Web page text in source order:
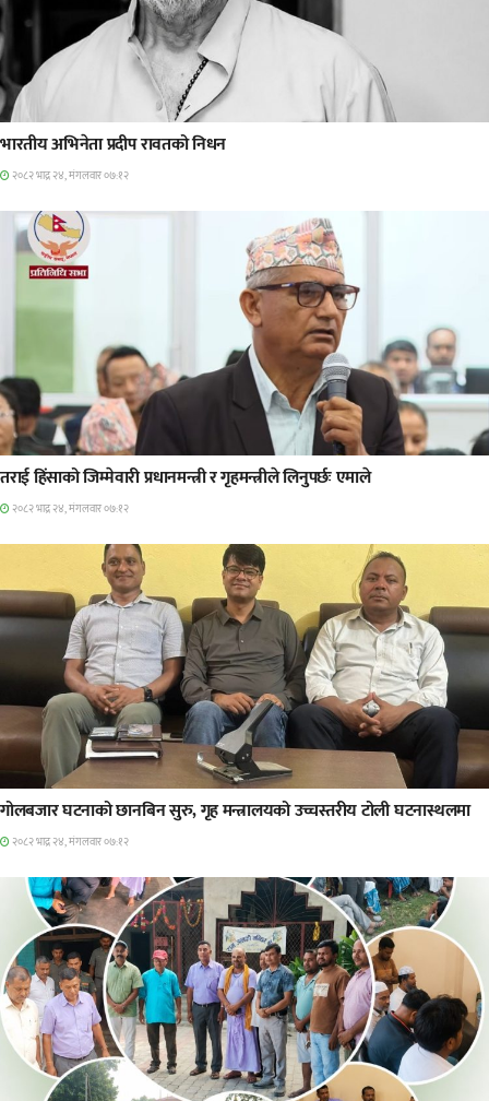
अन्तराष्ट्रिय
भारतीय अभिनेता प्रदीप रावतको निधन
२०८२ भाद्र २४, मंगलवार ०७:१२
प्रमुख सामाचार
तराई हिंसाको जिम्मेवारी प्रधानमन्त्री र गृहमन्त्रीले लिनुपर्छः एमाले
२०८२ भाद्र २४, मंगलवार ०७:१२
प्रमुख सामाचार
गोलबजार घटनाको छानबिन सुरु, गृह मन्त्रालयको उच्चस्तरीय टोली घटनास्थलमा
२०८२ भाद्र २४, मंगलवार ०७:१२